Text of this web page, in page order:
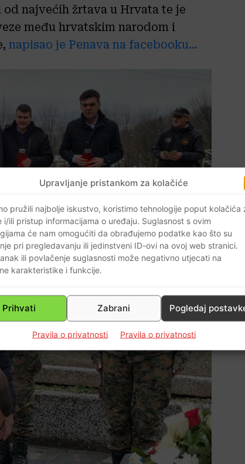
Upravljanje pristankom za kolačiće
pružili najbolje iskustvo, koristimo tehnologije poput kolačića
i/ili pristup informacijama o uređaju. Suglasnost s ovim
će nam omogućiti da obrađujemo podatke kao što su
pri pregledavanju ili jedinstveni ID-ovi na ovoj web stranici.
ili povlačenje suglasnosti može negativno utjecati na
karakteristike i funkcije.
Prihvati Zabrani Pogledaj
Pravila o privatnosti Pravila o privatnosti
najvećih žrtava u Hrvata te je
među hrvatskim narodom i
napisao je Penava na facebooku…